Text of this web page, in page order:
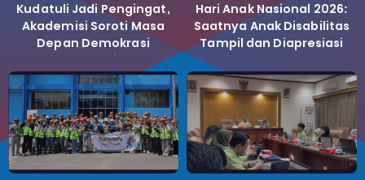
Kudatuli Jadi Pengingat,
Akademisi Soroti Masa
Depan Demokrasi
Indonesia
Hari Anak Nasional 2026:
Saatnya Anak Disabilitas
Tampil dan Diapresiasi